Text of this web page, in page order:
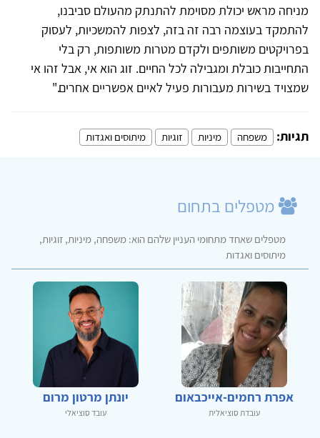
מניחה מראש יכולת מסוימת להתנתק מהעולם סביבנו,
להתמקד בעוצמה רבה זה בזה, לצפות להמשכיות, לעסוק
בפרויקטים משותפים ולקדם מטרות משותפות, רק בלי
התחייבות כובלת ומגבילה לכל החיים. זוג הוא אי, אבל זהו אי
שמצויד בשירות מעבורות פעיל לאיים אפשריים אחרים."
תגיות: משפחה מיניות זוגיות מיתוסים ואגדות
מטפלים בתחום
מטפלים שאחד מתחומי העניין שלהם הוא: משפחה, מיניות, זוגיות,
מיתוסים ואגדות
אפרת רחמים-אייכבאום
עובדת סוציאלית
יונתן מרטון מרום
עובד סוציאלי